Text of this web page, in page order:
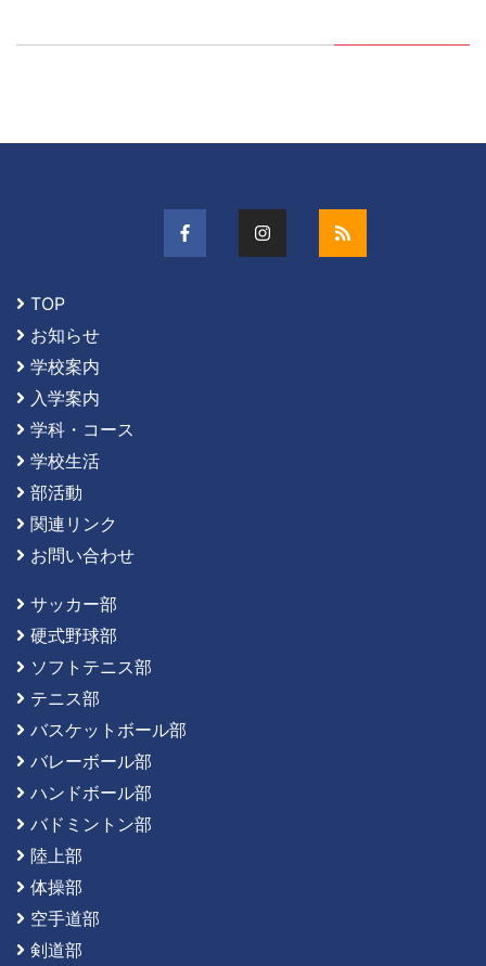
TOP
お知らせ
学校案内
入学案内
学科・コース
学校生活
部活動
関連リンク
お問い合わせ
サッカー部
硬式野球部
ソフトテニス部
テニス部
バスケットボール部
バレーボール部
ハンドボール部
バドミントン部
陸上部
体操部
空手道部
剣道部